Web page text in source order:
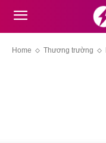
Home Thương trường